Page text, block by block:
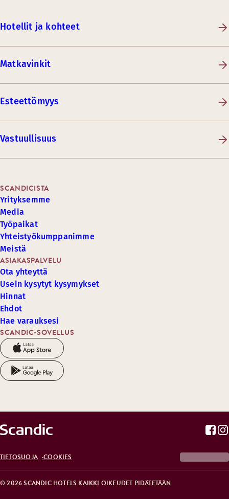
Hotellit ja kohteet
Matkavinkit
Esteettömyys
Vastuullisuus
SCANDIC-SOVELLUS
ASIAKASPALVELU
Ota yhteyttä
Usein kysytyt kysymykset
Hinnat
Ehdot
Hae varauksesi
SCANDICISTA
Yrityksemme
Media
Työpaikat
Yhteistyökumppanimme
Meistä
© 2026 SCANDIC HOTELS KAIKKI OIKEUDET PIDÄTETÄÄN
TIETOSUOJA COOKIES